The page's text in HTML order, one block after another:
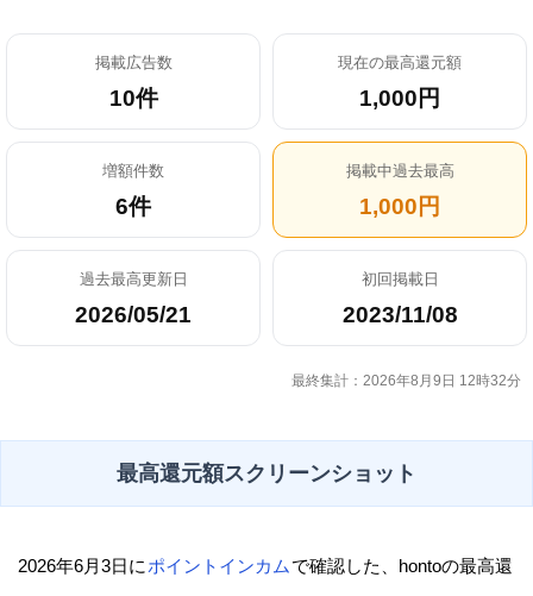
掲載広告数
10件
現在の最高還元額
1,000円
増額件数
6件
掲載中過去最高
1,000円
過去最高更新日
2026/05/21
初回掲載日
2023/11/08
最終集計：2026年8月9日 12時32分
最高還元額スクリーンショット
2026年6月3日に ポイントインカム で確認した、hontoの最高還